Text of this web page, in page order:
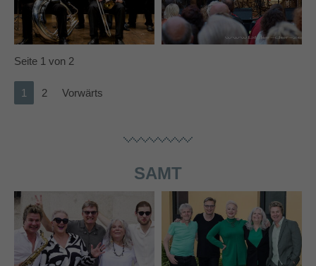
Seite 1 von 2
1 2 Vorwärts
SAMT